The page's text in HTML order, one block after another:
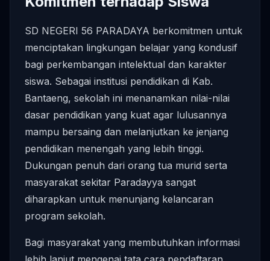
SD NEGERI 56 PARADAYA berkomitmen untuk
menciptakan lingkungan belajar yang kondusif
bagi perkembangan intelektual dan karakter
siswa. Sebagai institusi pendidikan di Kab.
Bantaeng, sekolah ini menanamkan nilai-nilai
dasar pendidikan yang kuat agar lulusannya
mampu bersaing dan melanjutkan ke jenjang
pendidikan menengah yang lebih tinggi.
Dukungan penuh dari orang tua murid serta
masyarakat sekitar Paradayya sangat
diharapkan untuk menunjang kelancaran
program sekolah.
Bagi masyarakat yang membutuhkan informasi